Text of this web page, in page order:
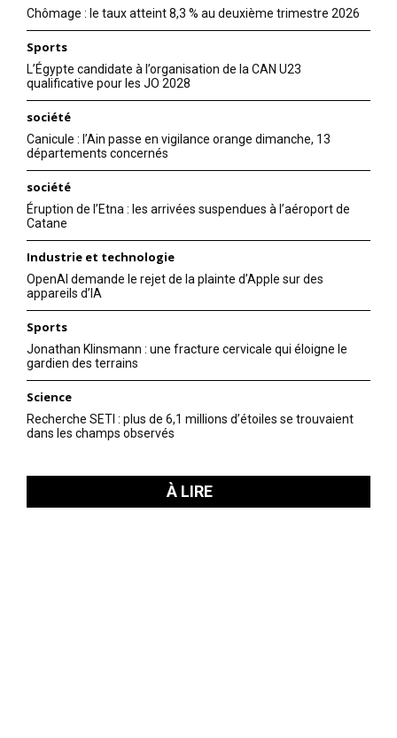
Chômage : le taux atteint 8,3 % au deuxième trimestre 2026
Sports
L’Égypte candidate à l’organisation de la CAN U23
qualificative pour les JO 2028
société
Canicule : l’Ain passe en vigilance orange dimanche, 13
départements concernés
société
Éruption de l’Etna : les arrivées suspendues à l’aéroport de
Catane
Industrie et technologie
OpenAI demande le rejet de la plainte d’Apple sur des
appareils d’IA
Sports
Jonathan Klinsmann : une fracture cervicale qui éloigne le
gardien des terrains
Science
Recherche SETI : plus de 6,1 millions d’étoiles se trouvaient
dans les champs observés
À LIRE